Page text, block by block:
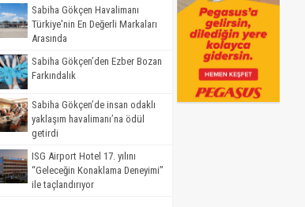
Sabiha Gökçen Havalimanı
Türkiye'nin En Değerli Markaları
Arasında
Sabiha Gökçen’den Ezber Bozan
Farkındalık
Sabiha Gökçen’de insan odaklı
yaklaşım havalimanı’na ödül
getirdi
ISG Airport Hotel 17. yılını
“Geleceğin Konaklama Deneyimi”
ile taçlandırıyor